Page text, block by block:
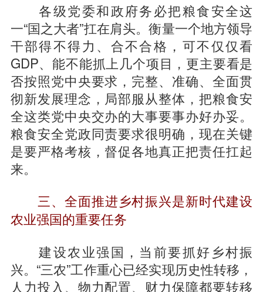
各级党委和政府务必把粮食安全这
一“国之大者”扛在肩头。衡量一个地方领导
干部得不得力、合不合格，可不仅仅看
GDP、能不能抓上几个项目，更主要看是
否按照党中央要求，完整、准确、全面贯
彻新发展理念，局部服从整体，把粮食安
全这类党中央交办的大事要事办好办妥。
粮食安全党政同责要求很明确，现在关键
是要严格考核，督促各地真正把责任扛起
来。
三、全面推进乡村振兴是新时代建设
农业强国的重要任务
建设农业强国，当前要抓好乡村振
兴。“三农”工作重心已经实现历史性转移，
人力投入、物力配置、财力保障都要转移